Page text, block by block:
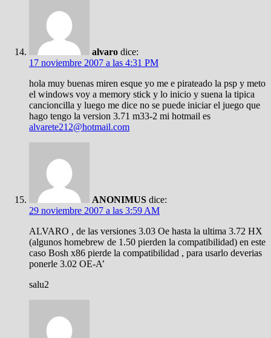
alvaro dice:
17 noviembre 2007 a las 4:31 PM
hola muy buenas miren esque yo me e pirateado la psp y meto
el windows voy a memory stick y lo inicio y suena la tipica
cancioncilla y luego me dice no se puede iniciar el juego que
hago tengo la version 3.71 m33-2 mi hotmail es
alvarete212@hotmail.com
ANONIMUS dice:
29 noviembre 2007 a las 3:59 AM
ALVARO , de las versiones 3.03 Oe hasta la ultima 3.72 HX
(algunos homebrew de 1.50 pierden la compatibilidad) en este
caso Bosh x86 pierde la compatibilidad , para usarlo deverias
ponerle 3.02 OE-A’
salu2